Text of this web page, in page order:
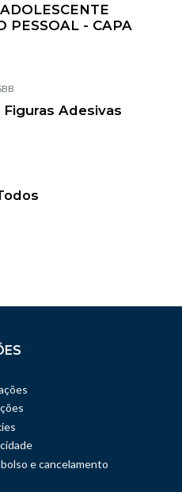
PESSOAL - CAPA
Figuras Adesivas
e cancelamento